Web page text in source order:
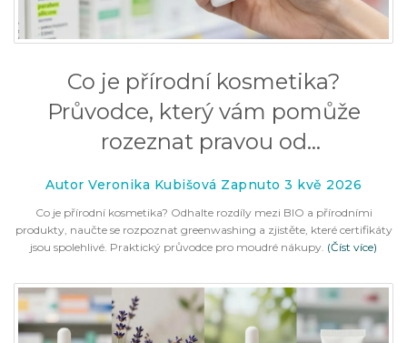
Co je přírodní kosmetika?
Průvodce, který vám pomůže
rozeznat pravou od
Autor Veronika Kubišová Zapnuto 3 kvě 2026
Co je přírodní kosmetika? Odhalte rozdíly mezi BIO a přírodními
produkty, naučte se rozpoznat greenwashing a zjistěte, které certifikáty
jsou spolehlivé. Praktický průvodce pro moudré nákupy. (Číst více)